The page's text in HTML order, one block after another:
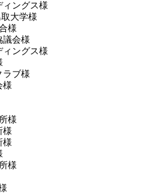
ングス様
大学様
様
会様
ングス様
ブ様
様
様
様
様
様